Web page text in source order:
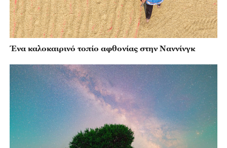
Ένα καλοκαιρινό τοπίο αφθονίας στην Ναννίνγκ